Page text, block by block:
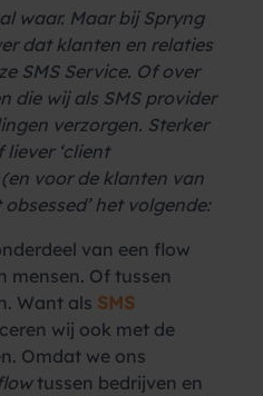
waar. Maar bij Spryng
dat klanten en relaties
SMS Service. Of over
die wij als SMS provider
verzorgen. Sterker
‘client
(en voor de klanten van
het volgende:
van een flow
mensen. Of tussen
Want als SMS
wij ook met de
Omdat we ons
tussen bedrijven en